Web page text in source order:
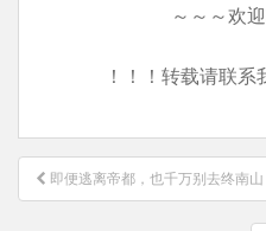
～～～欢
！！！转载请联系
文
章
即便逃离帝都，也千万别去终南山